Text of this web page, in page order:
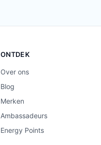
ONTDEK
Over ons
Blog
Merken
Ambassadeurs
Energy Points